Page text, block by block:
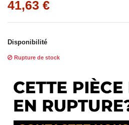
41,63 €
Disponibilité
Rupture de stock